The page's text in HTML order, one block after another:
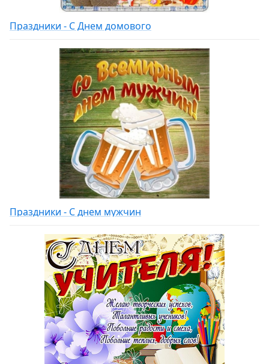
Праздники - С Днем домового
Праздники - С днем мужчин